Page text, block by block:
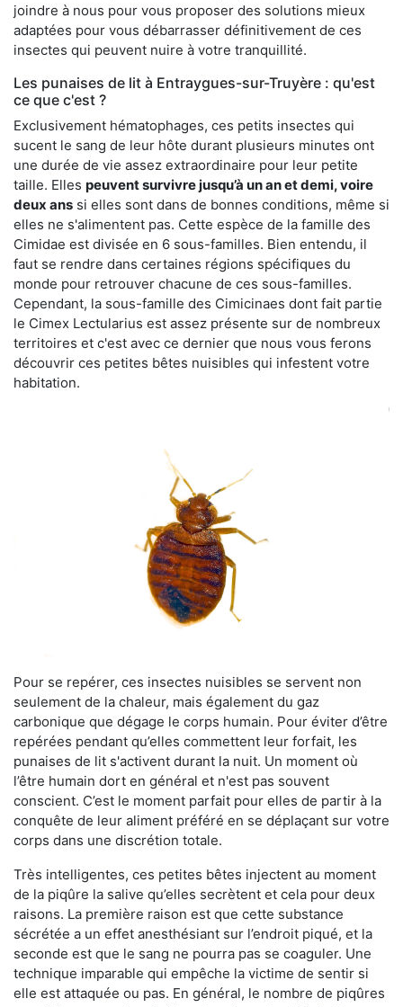
joindre à nous pour vous proposer des solutions mieux
adaptées pour vous débarrasser définitivement de ces
insectes qui peuvent nuire à votre tranquillité.
Les punaises de lit à Entraygues-sur-Truyère : qu'est
ce que c'est ?
Exclusivement hématophages, ces petits insectes qui
sucent le sang de leur hôte durant plusieurs minutes ont
une durée de vie assez extraordinaire pour leur petite
taille. Elles peuvent survivre jusqu’à un an et demi, voire
deux ans si elles sont dans de bonnes conditions, même si
elles ne s'alimentent pas. Cette espèce de la famille des
Cimidae est divisée en 6 sous-familles. Bien entendu, il
faut se rendre dans certaines régions spécifiques du
monde pour retrouver chacune de ces sous-familles.
Cependant, la sous-famille des Cimicinaes dont fait partie
le Cimex Lectularius est assez présente sur de nombreux
territoires et c'est avec ce dernier que nous vous ferons
découvrir ces petites bêtes nuisibles qui infestent votre
habitation.
Pour se repérer, ces insectes nuisibles se servent non
seulement de la chaleur, mais également du gaz
carbonique que dégage le corps humain. Pour éviter d’être
repérées pendant qu’elles commettent leur forfait, les
punaises de lit s'activent durant la nuit. Un moment où
l’être humain dort en général et n'est pas souvent
conscient. C’est le moment parfait pour elles de partir à la
conquête de leur aliment préféré en se déplaçant sur votre
corps dans une discrétion totale.
Très intelligentes, ces petites bêtes injectent au moment
de la piqûre la salive qu’elles secrètent et cela pour deux
raisons. La première raison est que cette substance
sécrétée a un effet anesthésiant sur l’endroit piqué, et la
seconde est que le sang ne pourra pas se coaguler. Une
technique imparable qui empêche la victime de sentir si
elle est attaquée ou pas. En général, le nombre de piqûres